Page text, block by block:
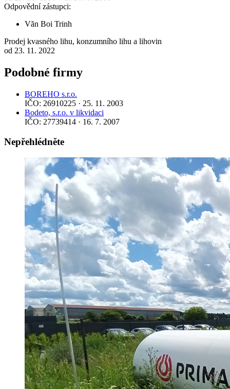
Odpovědní zástupci:
Văn Boi Trinh
Prodej kvasného lihu, konzumního lihu a lihovin
od 23. 11. 2022
Podobné firmy
BOREHO s.r.o.
IČO: 26910225 · 25. 11. 2003
Bodeto, s.r.o. v likvidaci
IČO: 27739414 · 16. 7. 2007
Nepřehlédněte